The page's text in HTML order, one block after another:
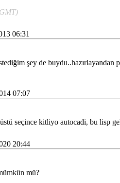
06:31
şey de buydu..hazırlayandan
07:07
seçince kitliyo autocadi, bu lisp
20:44
mü?